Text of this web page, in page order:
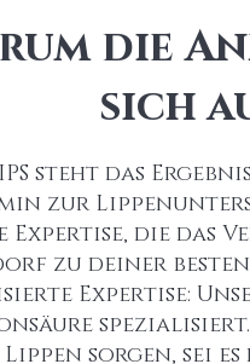
die
sich
steht das
zur
Expertise, die
zu deiner
Expertise:
sorgen, sei